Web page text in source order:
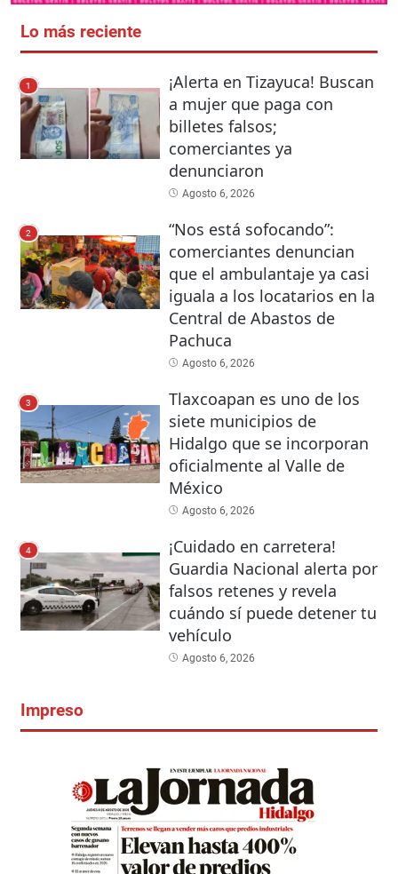
Lo más reciente
1
¡Alerta en Tizayuca! Buscan
a mujer que paga con
billetes falsos;
comerciantes ya
denunciaron
Agosto 6, 2026
2
“Nos está sofocando”:
comerciantes denuncian
que el ambulantaje ya casi
iguala a los locatarios en la
Central de Abastos de
Pachuca
Agosto 6, 2026
3
Tlaxcoapan es uno de los
siete municipios de
Hidalgo que se incorporan
oficialmente al Valle de
México
Agosto 6, 2026
4
¡Cuidado en carretera!
Guardia Nacional alerta por
falsos retenes y revela
cuándo sí puede detener tu
vehículo
Agosto 6, 2026
Impreso